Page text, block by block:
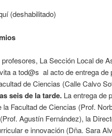
(deshabilitado)
La Sección Local de
a tod@s al acto de entrega de
de Ciencias (Calle Calvo
seis de la tarde. La entrega de
Facultad de Ciencias (Prof.
Agustín Fernández), la
e innovación (Dña. Sara